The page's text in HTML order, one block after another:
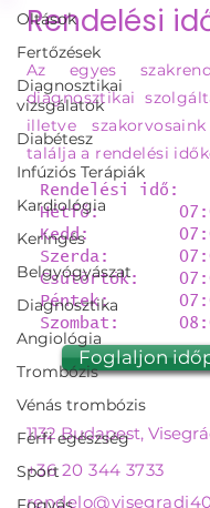
Oltások
Fertőzések
Diagnosztikai
vizsgálatok
Diabétesz
Infúziós Terápiák
Kardiológia
Keringés
Belgyógyászat
Diagnosztika
Angiológia
Trombózis
Vénás trombózis
Férfi egészség
Sport
Rendelési
Az egyes
diagnosztikai
illetve
találja a rendelési
Rendelési idő:
Hétfő:
Kedd: 07:00
Szerda:
Csütörtök:
Péntek:
Szombat:
Foglaljon
1132 Budapest,
+36 20 344 3733